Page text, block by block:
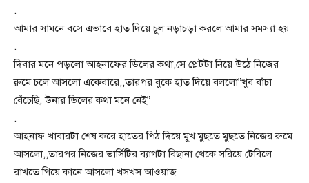
.
আমার সামনে বসে এভাবে হাত দিয়ে চুল নড়াচড়া করলে আমার সমস্যা হয়
.
দিবার মনে পড়লো আহনাফের ডিলের কথা,সে প্লেটটা নিয়ে উঠে নিজের
রুমে চলে আসলো একেবারে,,তারপর বুকে হাত দিয়ে বললো”খুব বাঁচা
বেঁচেছি, উনার ডিলের কথা মনে নেই”
.
আহনাফ খাবারটা শেষ করে হাতের পিঠ দিয়ে মুখ মুছতে মুছতে নিজের রুমে
আসলো,,তারপর নিজের ভার্সিটির ব্যাগটা বিছানা থেকে সরিয়ে টেবিলে
রাখতে গিয়ে কানে আসলো খসখস আওয়াজ